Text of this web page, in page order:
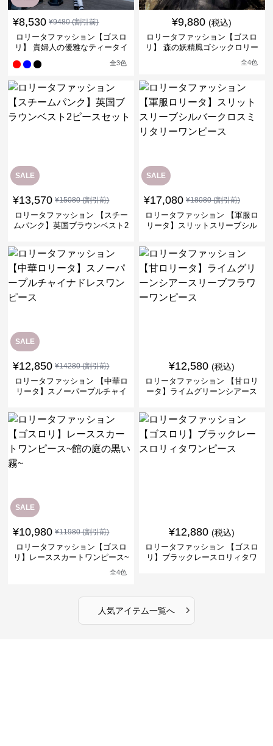
¥8,530 ¥9480(割引前)
ロリータファッション【ゴスロ
リ】 貴婦人の優雅なティータイ
全3色
¥9,880 (税込)
ロリータファッション【ゴスロ
リ】 森の妖精風ゴシックロリー
全4色
SALE
¥13,570 ¥15080(割引前)
ロリータファッション 【スチー
ムパンク】英国ブラウンベスト2
SALE
¥17,080 ¥18080(割引前)
ロリータファッション 【軍服ロ
リータ】スリットスリーブシル
SALE
¥12,850 ¥14280(割引前)
ロリータファッション 【中華ロ
リータ】スノーパープルチャイ
¥12,580 (税込)
ロリータファッション 【甘ロリ
ータ】ライムグリーンシアース
SALE
¥10,980 ¥11980(割引前)
ロリータファッション【ゴスロ
リ】レーススカートワンピース~
全4色
¥12,880 (税込)
ロリータファッション 【ゴスロ
リ】ブラックレースロリィタワ
人気アイテム一覧へ ›